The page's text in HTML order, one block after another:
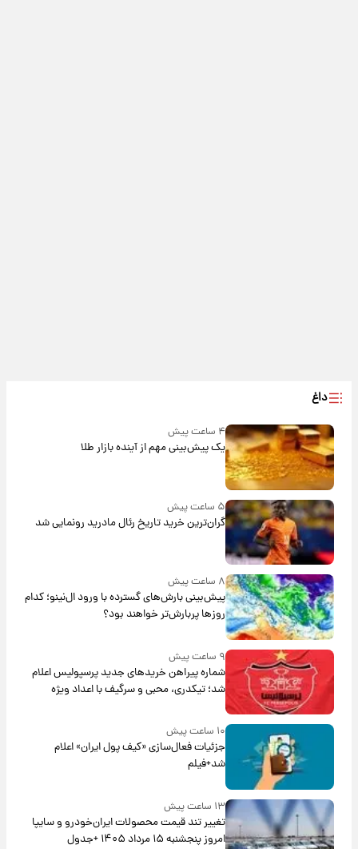
داغ
۴ ساعت پیش
یک پیش‌بینی مهم از آینده بازار طلا
۵ ساعت پیش
گران‌ترین خرید تاریخ رئال مادرید رونمایی شد
۸ ساعت پیش
پیش‌بینی بارش‌های گسترده با ورود ال‌نینو؛ کدام
روزها پربارش‌تر خواهند بود؟
۹ ساعت پیش
شماره پیراهن خریدهای جدید پرسپولیس اعلام
شد؛ تیکدری، محبی و سرگیف با اعداد ویژه
۱۰ ساعت پیش
جزئیات فعال‌سازی «کیف پول ایران» اعلام
شد+فیلم
۱۳ ساعت پیش
تغییر تند قیمت محصولات ایران‌خودرو و سایپا
امروز پنجشنبه ۱۵ مرداد ۱۴۰۵ +جدول